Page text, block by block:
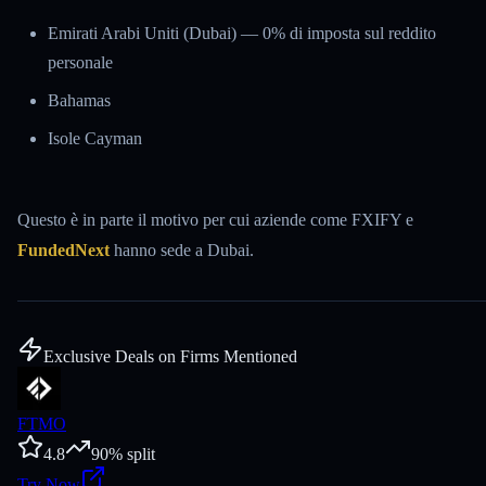
Emirati Arabi Uniti (Dubai) — 0% di imposta sul reddito
personale
Bahamas
Isole Cayman
Questo è in parte il motivo per cui aziende come FXIFY e
FundedNext hanno sede a Dubai.
Exclusive Deals on Firms Mentioned
FTMO
4.8
90% split